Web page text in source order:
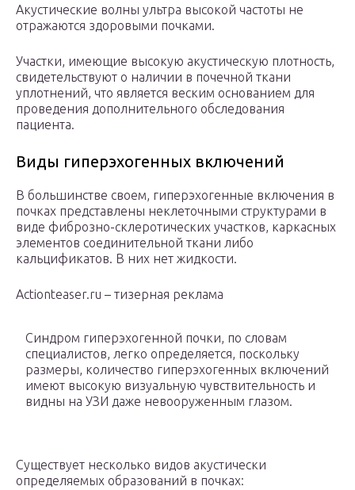
Акустические волны ультра высокой частоты не
отражаются здоровыми почками.
Участки, имеющие высокую акустическую плотность,
свидетельствуют о наличии в почечной ткани
уплотнений, что является веским основанием для
проведения дополнительного обследования
пациента.
Виды гиперэхогенных включений
В большинстве своем, гиперэхогенные включения в
почках представлены неклеточными структурами в
виде фиброзно-склеротических участков, каркасных
элементов соединительной ткани либо
кальцификатов. В них нет жидкости.
Actionteaser.ru – тизерная реклама
Синдром гиперэхогенной почки, по словам
специалистов, легко определяется, поскольку
размеры, количество гиперэхогенных включений
имеют высокую визуальную чувствительность и
видны на УЗИ даже невооруженным глазом.
Существует несколько видов акустически
определяемых образований в почках: